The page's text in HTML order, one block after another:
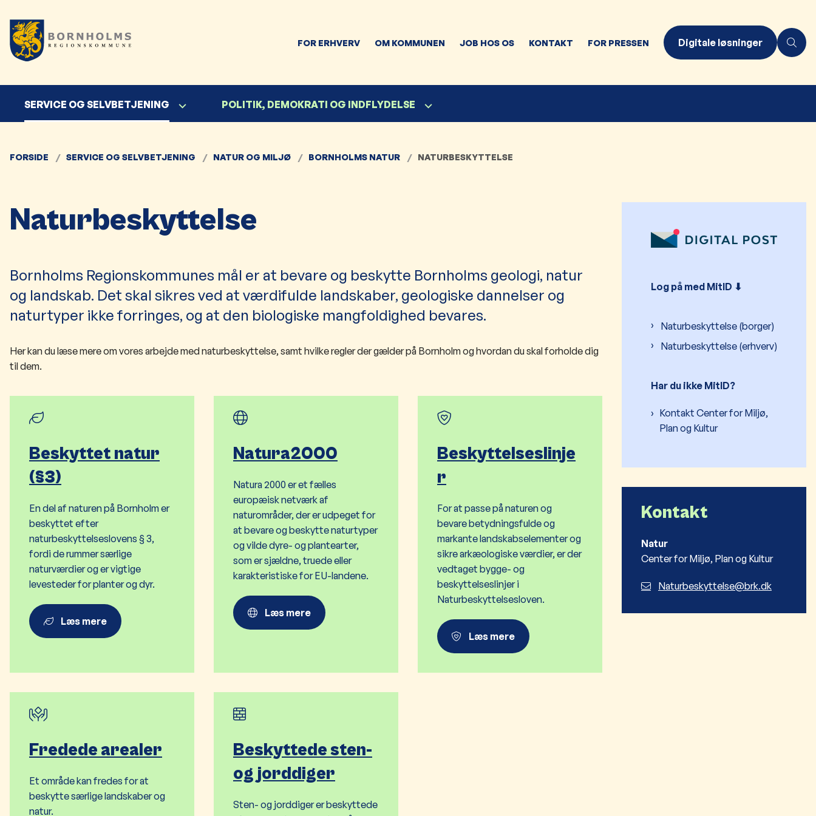
FOR ERHVERV OM KOMMUNEN JOB HOS OS KONTAKT FOR PRESSEN Digitale løsninger
SERVICE OG SELVBETJENING POLITIK, DEMOKRATI OG INDFLYDELSE
FORSIDE SERVICE OG SELVBETJENING NATUR OG MILJØ BORNHOLMS NATUR NATURBESKYTTELSE
Naturbeskyttelse
Bornholms Regionskommunes mål er at bevare og beskytte Bornholms geologi, natur
og landskab. Det skal sikres ved at værdifulde landskaber, geologiske dannelser og
naturtyper ikke forringes, og at den biologiske mangfoldighed bevares.
Her kan du læse mere om vores arbejde med naturbeskyttelse, samt hvilke regler der gælder på Bornholm og hvordan du skal forholde dig
til dem.
Beskyttet natur
(§3)
En del af naturen på Bornholm er
beskyttet efter
naturbeskyttelseslovens § 3,
fordi de rummer særlige
naturværdier og er vigtige
levesteder for planter og dyr.
Læs mere
Natura2000
Natura 2000 er et fælles
europæisk netværk af
naturområder, der er udpeget for
at bevare og beskytte naturtyper
og vilde dyre- og plantearter,
som er sjældne, truede eller
karakteristiske for EU-landene.
Læs mere
Beskyttelseslinje
r
For at passe på naturen og
bevare betydningsfulde og
markante landskabselementer og
sikre arkæologiske værdier, er der
vedtaget bygge- og
beskyttelseslinjer i
Naturbeskyttelsesloven.
Læs mere
Fredede arealer
Et område kan fredes for at
beskytte særlige landskaber og
natur.
Beskyttede sten-
og jorddiger
Sten- og jorddiger er beskyttede
Log på med MitID ⬇︎
Naturbeskyttelse (borger)
Naturbeskyttelse (erhverv)
Har du ikke MitID?
Kontakt Center for Miljø,
Plan og Kultur
Kontakt
Natur
Center for Miljø, Plan og Kultur
Naturbeskyttelse@brk.dk